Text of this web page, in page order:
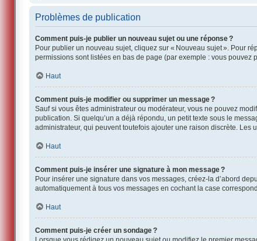
Problèmes de publication
Comment puis-je publier un nouveau sujet ou une réponse ?
Pour publier un nouveau sujet, cliquez sur « Nouveau sujet ». Pour
permissions sont listées en bas de page (par exemple : vous
Haut
Comment puis-je modifier ou supprimer un message ?
Sauf si vous êtes administrateur ou modérateur, vous ne pouvez
publication. Si quelqu’un a déjà répondu, un petit texte sous le
administrateur, qui peuvent toutefois ajouter une raison discrète.
Haut
Comment puis-je insérer une signature à mon message ?
Pour insérer une signature dans vos messages, créez-la d’abord
automatiquement à tous vos messages en cochant la case
Haut
Comment puis-je créer un sondage ?